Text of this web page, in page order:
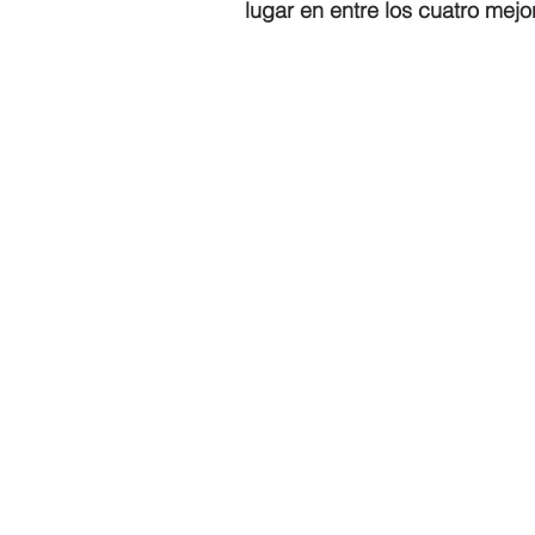
lugar en entre los cuatro